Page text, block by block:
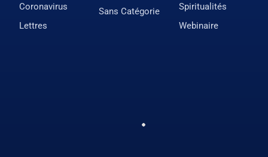
Coronavirus
Lettres
Sans Catégorie
Spiritualités
Webinaire